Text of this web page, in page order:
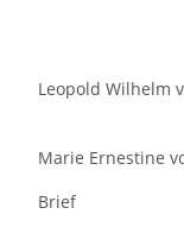
Leopold Wilhelm
Marie Ernestine
Brief